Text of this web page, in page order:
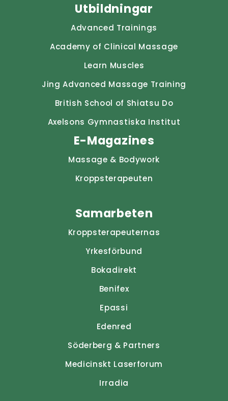
Utbildningar
Advanced Trainings
Academy of Clinical Massage
Learn Muscles
Jing Advanced Massage Training
British School of Shiatsu Do
Axelsons Gymnastiska Institut
E-Magazines
Massage & Bodywork
Kroppsterapeuten
Samarbeten
Kroppsterapeuternas
Yrkesförbund
Bokadirekt
Benifex
Epassi
Edenred
Söderberg & Partners
Medicinskt Laserforum
Irradia